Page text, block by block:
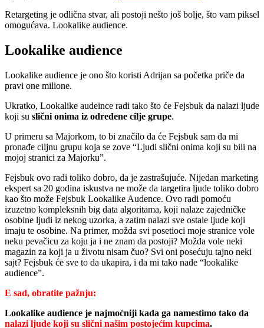
Retargeting je odlična stvar, ali postoji nešto još bolje, što vam piksel
omogućava. Lookalike audience.
Lookalike audience
Lookalike audience je ono što koristi Adrijan sa početka priče da
pravi one milione.
Ukratko, Lookalike audeince radi tako što će Fejsbuk da nalazi ljude
koji su slični onima iz određene cilje grupe.
U primeru sa Majorkom, to bi značilo da će Fejsbuk sam da mi
pronađe ciljnu grupu koja se zove “Ljudi slični onima koji su bili na
mojoj stranici za Majorku”.
Fejsbuk ovo radi toliko dobro, da je zastrašujuće. Nijedan marketing
ekspert sa 20 godina iskustva ne može da targetira ljude toliko dobro
kao što može Fejsbuk Lookalike Audence. Ovo radi pomoću
izuzetno kompleksnih big data algoritama, koji nalaze zajedničke
osobine ljudi iz nekog uzorka, a zatim nalazi sve ostale ljude koji
imaju te osobine. Na primer, možda svi posetioci moje stranice vole
neku pevačicu za koju ja i ne znam da postoji? Možda vole neki
magazin za koji ja u životu nisam čuo? Svi oni posećuju tajno neki
sajt? Fejsbuk će sve to da ukapira, i da mi tako nađe “lookalike
audience”.
E sad, obratite pažnju:
Lookalike audience je najmoćniji kada ga namestimo tako da
nalazi ljude koji su slični našim postojećim kupcima.